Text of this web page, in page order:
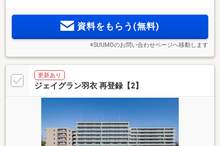
資料をもらう(無料)
※SUUMOのお問い合わせページへ移動します
更新あり
ジェイグラン羽衣 再登録【2】